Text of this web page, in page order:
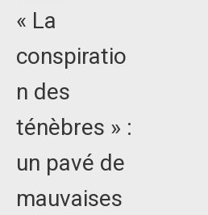
« La
conspiratio
n des
ténèbres » :
un pavé de
mauvaises